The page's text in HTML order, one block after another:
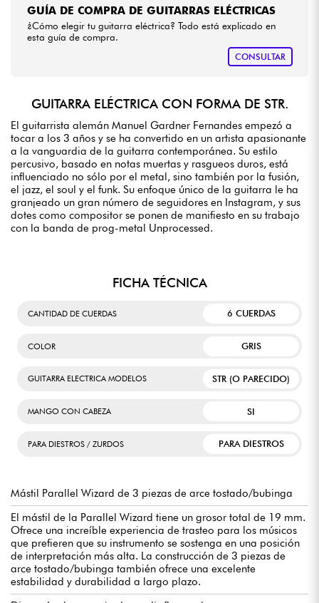
GUÍA DE COMPRA DE GUITARRAS ELÉCTRICAS
¿Cómo elegir tu guitarra eléctrica? Todo está explicado en
esta guía de compra.
CONSULTAR
GUITARRA ELÉCTRICA CON FORMA DE STR.
El guitarrista alemán Manuel Gardner Fernandes empezó a
tocar a los 3 años y se ha convertido en un artista apasionante
a la vanguardia de la guitarra contemporánea. Su estilo
percusivo, basado en notas muertas y rasgueos duros, está
influenciado no sólo por el metal, sino también por la fusión,
el jazz, el soul y el funk. Su enfoque único de la guitarra le ha
granjeado un gran número de seguidores en Instagram, y sus
dotes como compositor se ponen de manifiesto en su trabajo
con la banda de prog-metal Unprocessed.
FICHA TÉCNICA
CANTIDAD DE CUERDAS 6 CUERDAS
COLOR GRIS
GUITARRA ELECTRICA MODELOS STR (O PARECIDO)
MANGO CON CABEZA SI
PARA DIESTROS / ZURDOS PARA DIESTROS
Mástil Parallel Wizard de 3 piezas de arce tostado/bubinga
El mástil de la Parallel Wizard tiene un grosor total de 19 mm.
Ofrece una increíble experiencia de trasteo para los músicos
que prefieren que su instrumento se sostenga en una posición
de interpretación más alta. La construcción de 3 piezas de
arce tostado/bubinga también ofrece una excelente
estabilidad y durabilidad a largo plazo.